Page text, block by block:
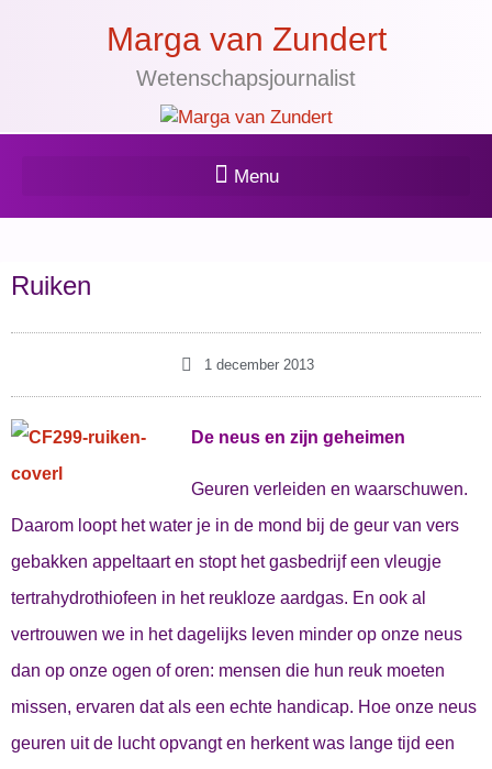
Marga van Zundert
Wetenschapsjournalist
Ruiken
1 december 2013
De neus en zijn geheimen
Geuren verleiden en waarschuwen.
Daarom loopt het water je in de mond bij de geur van vers
gebakken appeltaart en stopt het gasbedrijf een vleugje
tertrahydrothiofeen in het reukloze aardgas. En ook al
vertrouwen we in het dagelijks leven minder op onze neus
dan op onze ogen of oren: mensen die hun reuk moeten
missen, ervaren dat als een echte handicap. Hoe onze neus
geuren uit de lucht opvangt en herkent was lange tijd een